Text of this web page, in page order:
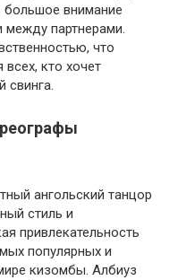
внимание
между партнерами.
что
кто хочет
свинга.
ангольский танцор
стиль и
привлекательность
популярных и
кизомбы. Албиуз